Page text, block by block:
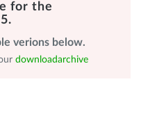
for the
verions below.
downloadarchive